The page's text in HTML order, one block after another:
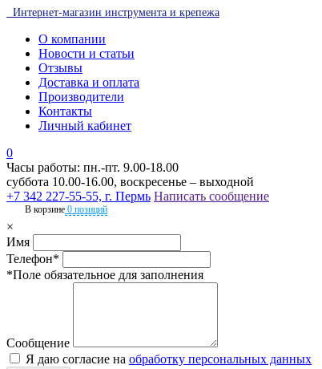
Интернет-магазин инструмента и крепежа
О компании
Новости и статьи
Отзывы
Доставка и оплата
Производители
Контакты
Личный кабинет
0
Часы работы: пн.-пт. 9.00-18.00
суббота 10.00-16.00, воскресенье – выходной
+7 342 227-55-55, г. Пермь Написать сообщение
В корзине 0 позиций
×
Имя
Телефон*
*Поле обязательное для заполнения
Сообщение
Я даю согласие на обработку персональных данных